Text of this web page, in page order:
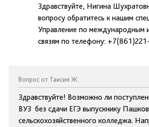
Здравствуйте, Нигина
вопросу обратитесь к нашим
Управление по международным
связям по телефону:
Вопрос от Таисия Ж.
Здравствуйте! Возможно ли
ВУЗ без сдачи ЕГЭ выпускнику
сельскохозяйственного колледжа.